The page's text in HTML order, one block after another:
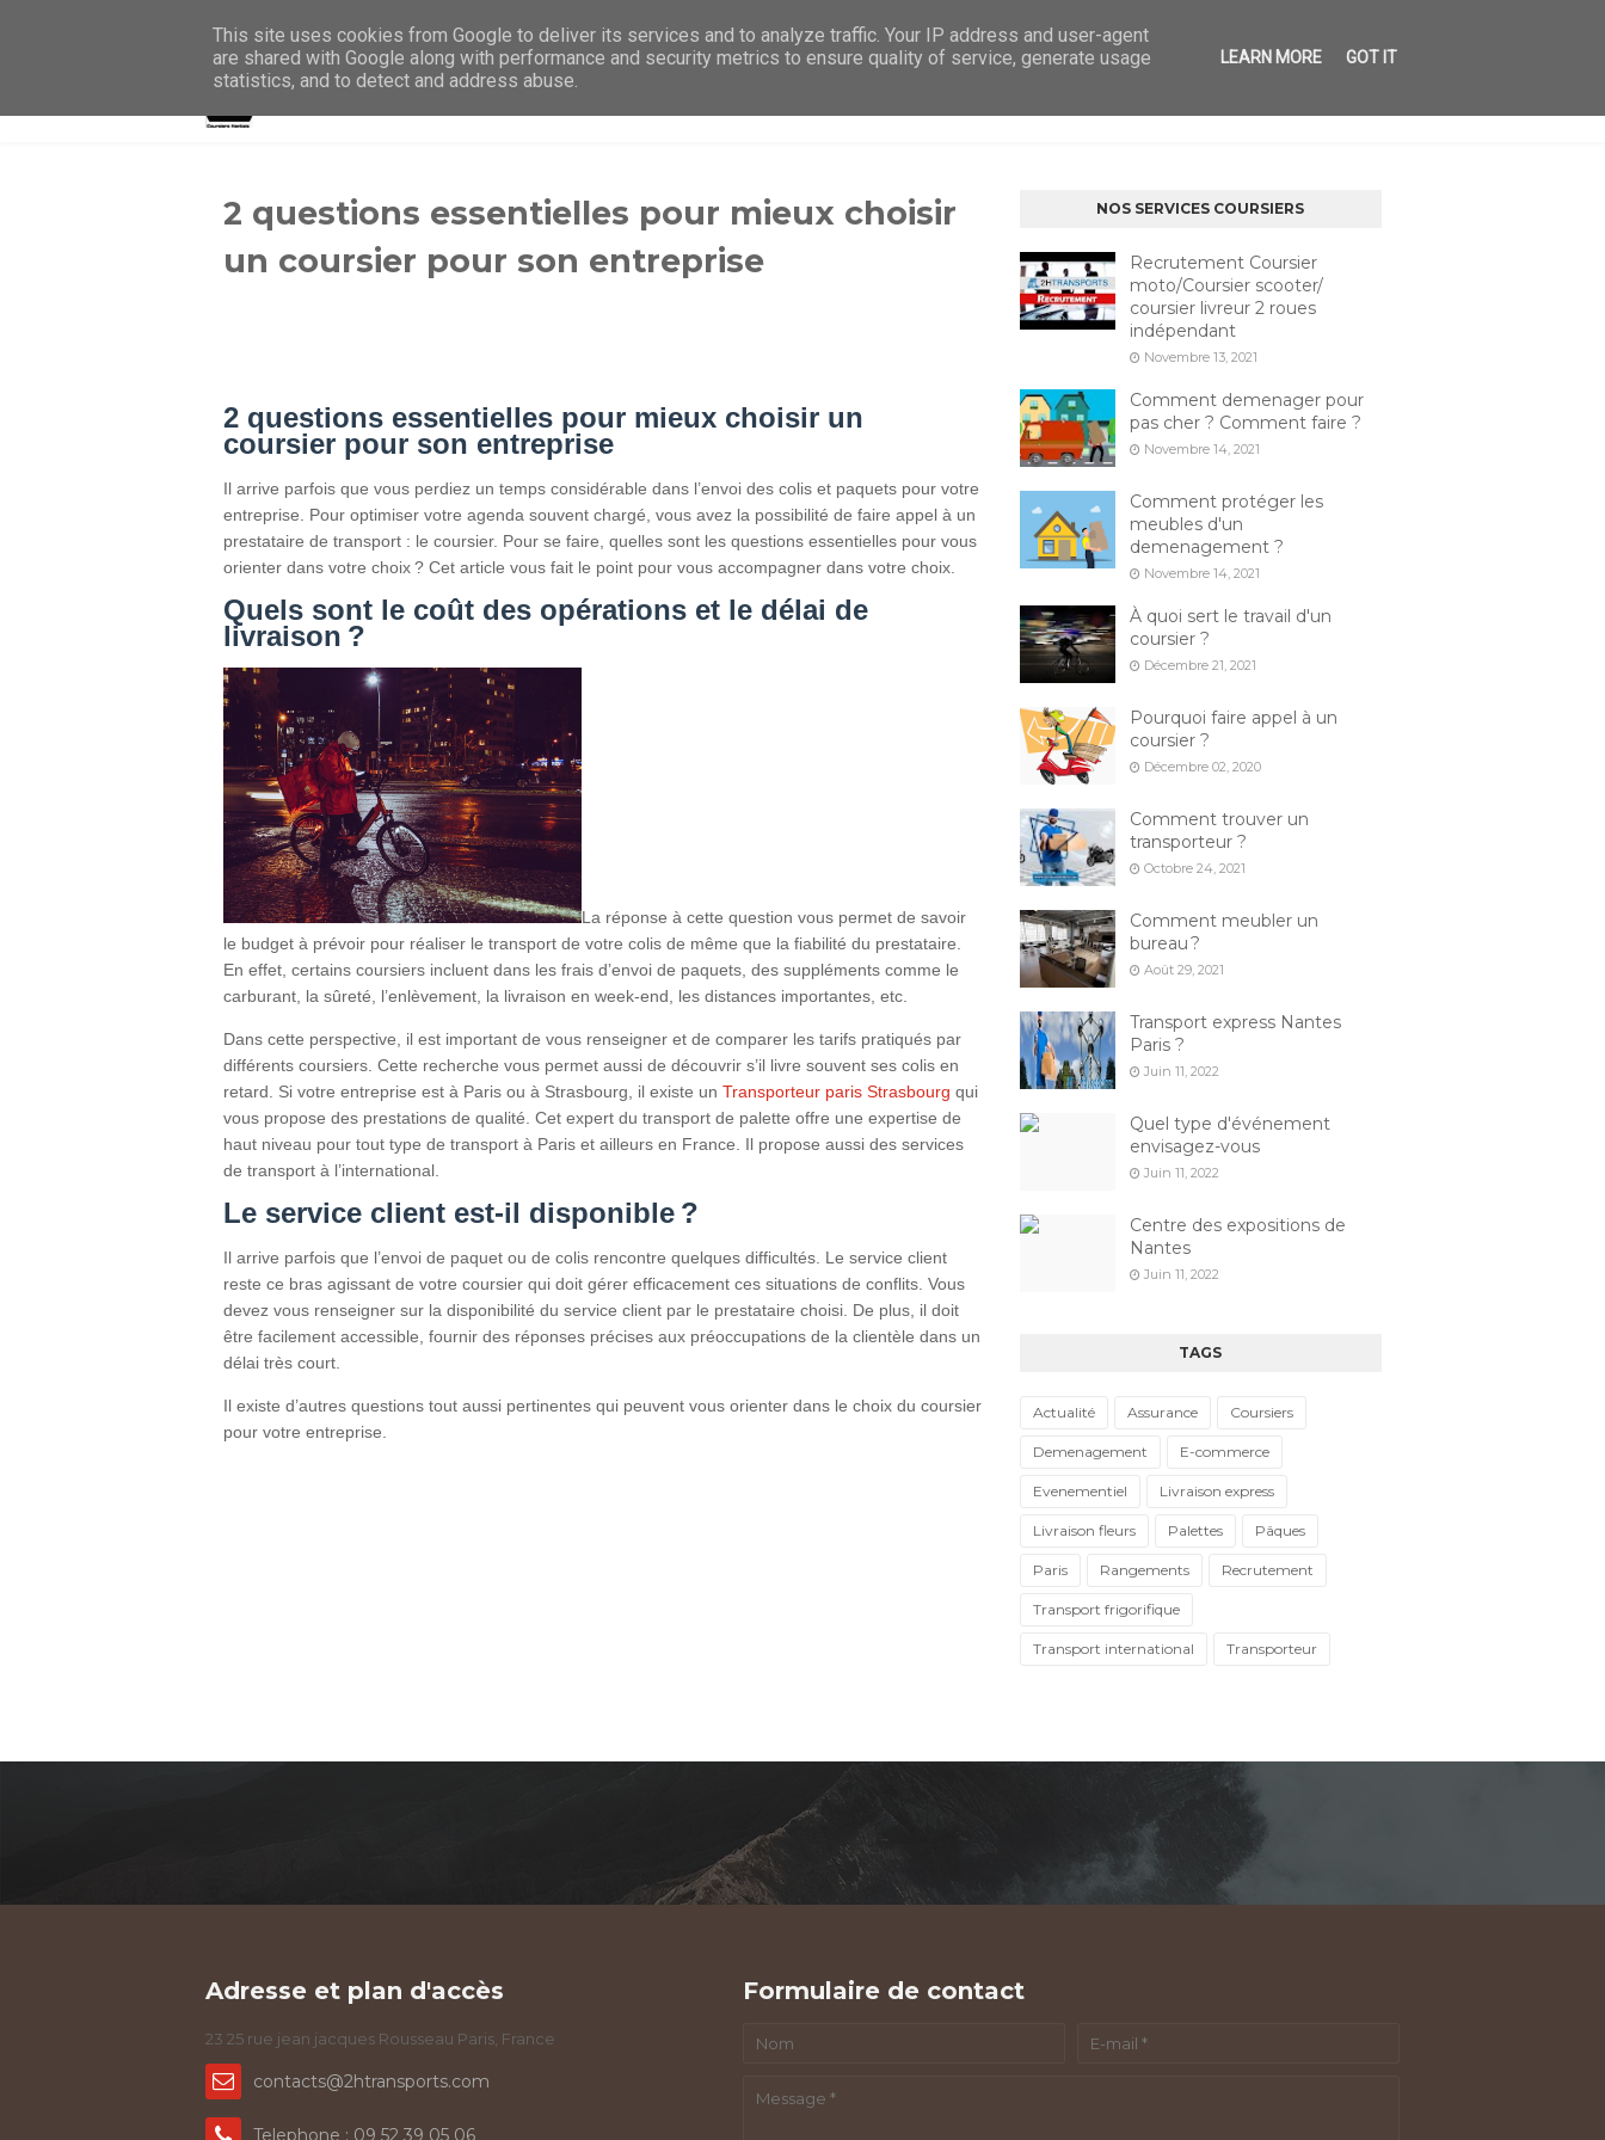
2 questions essentielles pour mieux choisir
un coursier pour son entreprise
2 questions essentielles pour mieux choisir un
coursier pour son entreprise
Il arrive parfois que vous perdiez un temps considérable dans l’envoi des colis et paquets pour votre
entreprise. Pour optimiser votre agenda souvent chargé, vous avez la possibilité de faire appel à un
prestataire de transport : le coursier. Pour se faire, quelles sont les questions essentielles pour vous
orienter dans votre choix ? Cet article vous fait le point pour vous accompagner dans votre choix.
Quels sont le coût des opérations et le délai de
livraison ?
La réponse à cette question vous permet de savoir
le budget à prévoir pour réaliser le transport de votre colis de même que la fiabilité du prestataire.
En effet, certains coursiers incluent dans les frais d’envoi de paquets, des suppléments comme le
carburant, la sûreté, l’enlèvement, la livraison en week-end, les distances importantes, etc.
Dans cette perspective, il est important de vous renseigner et de comparer les tarifs pratiqués par
différents coursiers. Cette recherche vous permet aussi de découvrir s’il livre souvent ses colis en
retard. Si votre entreprise est à Paris ou à Strasbourg, il existe un Transporteur paris Strasbourg qui
vous propose des prestations de qualité. Cet expert du transport de palette offre une expertise de
haut niveau pour tout type de transport à Paris et ailleurs en France. Il propose aussi des services
de transport à l’international.
Le service client est-il disponible ?
Il arrive parfois que l’envoi de paquet ou de colis rencontre quelques difficultés. Le service client
reste ce bras agissant de votre coursier qui doit gérer efficacement ces situations de conflits. Vous
devez vous renseigner sur la disponibilité du service client par le prestataire choisi. De plus, il doit
être facilement accessible, fournir des réponses précises aux préoccupations de la clientèle dans un
délai très court.
Il existe d’autres questions tout aussi pertinentes qui peuvent vous orienter dans le choix du coursier
pour votre entreprise.
NOS SERVICES COURSIERS
Recrutement Coursier
moto/Coursier scooter/
coursier livreur 2 roues
indépendant
Novembre 13, 2021
Comment demenager pour
pas cher ? Comment faire ?
Novembre 14, 2021
Comment protéger les
meubles d'un
demenagement ?
Novembre 14, 2021
À quoi sert le travail d'un
coursier ?
Décembre 21, 2021
Pourquoi faire appel à un
coursier ?
Décembre 02, 2020
Comment trouver un
transporteur ?
Octobre 24, 2021
Comment meubler un
bureau ?
Août 29, 2021
Transport express Nantes
Paris ?
Juin 11, 2022
Quel type d'événement
envisagez-vous
Juin 11, 2022
Centre des expositions de
Nantes
Juin 11, 2022
TAGS
Actualité Assurance Coursiers
Demenagement E-commerce
Evenementiel Livraison express
Livraison fleurs Palettes Pâques
Paris Rangements Recrutement
Transport frigorifique
Transport international Transporteur
Adresse et plan d'accès
23 25 rue jean jacques Rousseau Paris, France
contacts@2htransports.com
Telephone : 09 52 39 05 06
Formulaire de contact
This site uses cookies from Google to deliver its services and to analyze traffic. Your IP address and user-agent
are shared with Google along with performance and security metrics to ensure quality of service, generate usage
statistics, and to detect and address abuse.
LEARN MORE GOT IT